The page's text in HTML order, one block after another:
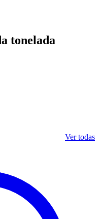
tonelada
Ver todas